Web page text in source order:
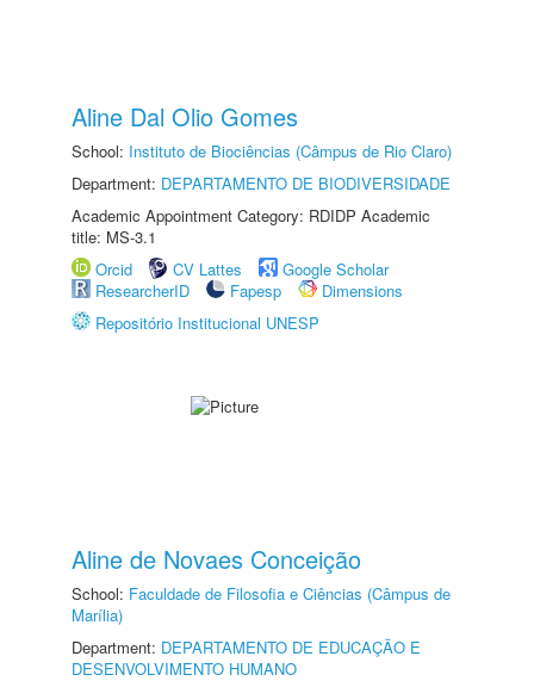
Aline Dal Olio Gomes
School: Instituto de Biociências (Câmpus de Rio Claro)
Department: DEPARTAMENTO DE BIODIVERSIDADE
Academic Appointment Category: RDIDP Academic
title: MS-3.1
Orcid
CV Lattes
Google Scholar
ResearcherID
Fapesp
Dimensions
Repositório Institucional UNESP
Aline de Novaes Conceição
School: Faculdade de Filosofia e Ciências (Câmpus de
Marília)
Department: DEPARTAMENTO DE EDUCAÇÃO E
DESENVOLVIMENTO HUMANO